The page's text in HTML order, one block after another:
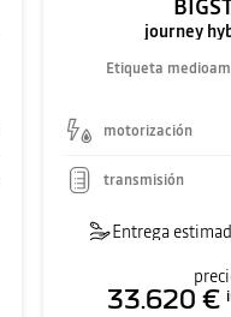
journey
Etiqueta
motorización
transmisión
Entrega
33.620 €